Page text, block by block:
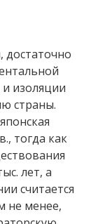
изоляции
страны.
тогда как
лет, а
считается
не менее,